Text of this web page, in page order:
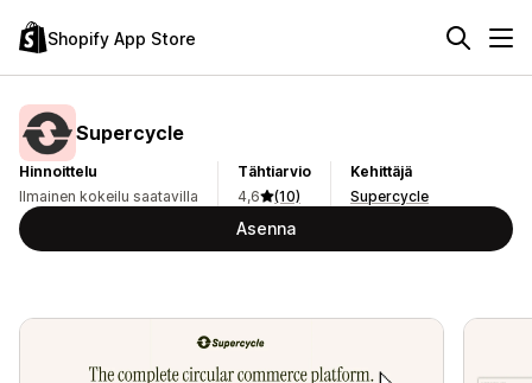
Shopify App Store
Supercycle
Hinnoittelu
Ilmainen kokeilu saatavilla
Tähtiarvio
4,6
(10)
Kehittäjä
Supercycle
Asenna